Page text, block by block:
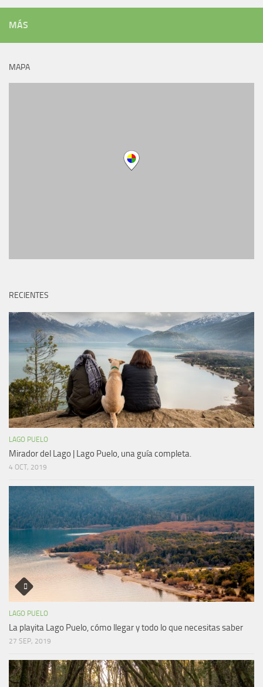
MÁS
MAPA
RECIENTES
LAGO PUELO
Mirador del Lago | Lago Puelo, una guía completa.
4 OCT, 2019
LAGO PUELO
La playita Lago Puelo, cómo llegar y todo lo que necesitas saber
27 SEP, 2019